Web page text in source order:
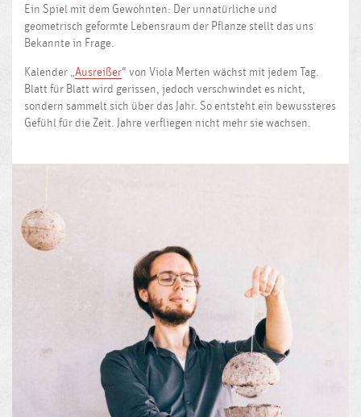
Ein Spiel mit dem Gewohnten: Der unnatürliche und
geometrisch geformte Lebensraum der Pflanze stellt das uns
Bekannte in Frage.
Kalender „Ausreißer“ von Viola Merten wächst mit jedem Tag.
Blatt für Blatt wird gerissen, jedoch verschwindet es nicht,
sondern sammelt sich über das Jahr. So entsteht ein bewussteres
Gefühl für die Zeit. Jahre verfliegen nicht mehr sie wachsen.